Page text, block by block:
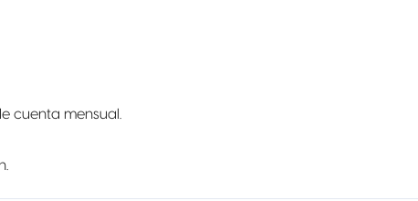
cuenta mensual.